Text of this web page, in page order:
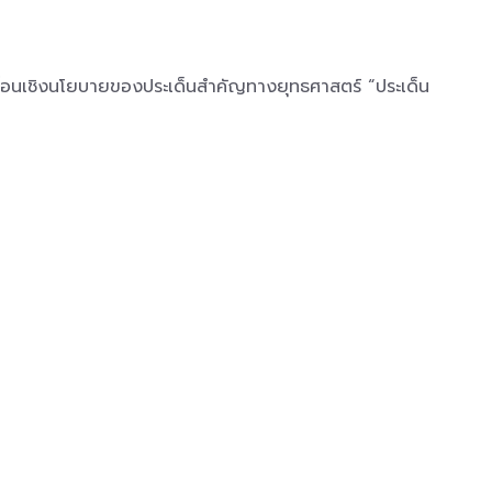
เชิงนโยบายของประเด็นสำคัญทางยุทธศาสตร์ “ประเด็น